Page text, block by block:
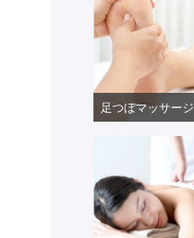
足つぼマッサージ